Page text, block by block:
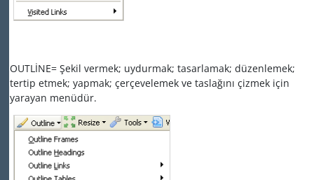
OUTLİNE= Şekil vermek; uydurmak; tasarlamak; düzenlemek;
tertip etmek; yapmak; çerçevelemek ve taslağını çizmek için
yarayan menüdür.